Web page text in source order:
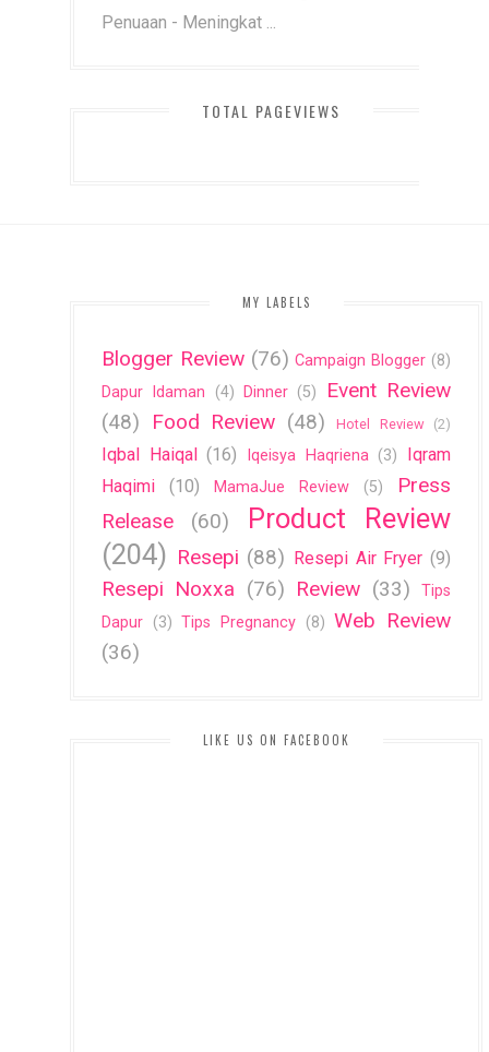
Penuaan - Meningkat ...
TOTAL PAGEVIEWS
MY LABELS
Blogger Review (76) Campaign Blogger (8)
Dapur Idaman
(4) Dinner (5)
Event Review
(48)
Food Review (48) Hotel Review (2)
Iqbal Haiqal (16) Iqeisya Haqriena (3)
Iqram
Haqimi
(10) MamaJue Review (5)
Press
Release
(60)
Product Review
(204) Resepi (88) Resepi Air Fryer (9)
Resepi Noxxa (76) Review (33)
Tips
Dapur (3) Tips Pregnancy (8) Web Review
(36)
LIKE US ON FACEBOOK